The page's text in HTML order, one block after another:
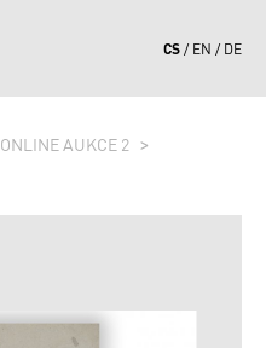
CS EN DE
ONLINE AUKCE 2